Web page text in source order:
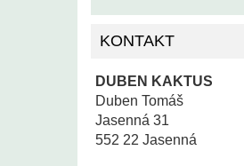
KONTAKT
DUBEN KAKTUS
Duben Tomáš
Jasenná 31
552 22 Jasenná